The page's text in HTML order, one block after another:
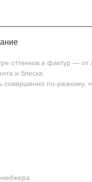
оттенков и фактур — от
и блеска.
по-разному,